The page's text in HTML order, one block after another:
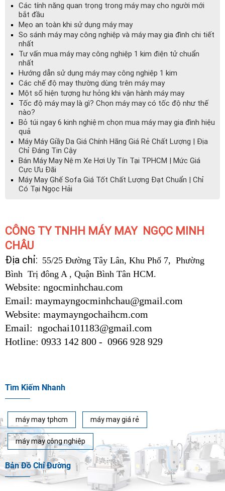
Các tính năng quan trọng trong máy may cho người mới
bắt đầu
Mẹo an toàn khi sử dụng máy may
So sánh máy may công nghiệp và máy may gia đình chi tiết
nhất
Tư vấn mua máy may công nghiệp 1 kim điện tử chuẩn
nhất
Hướng dẫn sử dụng máy may công nghiệp 1 kim
Các chế độ may thường dùng trên máy may
Một số hiện tượng hư hỏng khi vận hành máy may
Tốc độ máy may là gì? Chọn máy may có tốc độ như thế
nào?
Bỏ túi ngay 6 kinh nghiệm chọn mua máy may gia đình hiệu
quả
Máy Máy Giầy Da Giá Chính Hãng Giá Rẻ Chất Lượng | Địa
Chỉ Đáng Tin Cậy
Bán Máy May Nệm Xe Hơi Uy Tín Tại TPHCM | Mức Giá
Cực Ưu Đãi
Máy May Ghế Sofa Giá Tốt Chất Lượng Đạt Chuẩn | Chỉ
Có Tại Ngọc Hải
CÔNG TY TNHH MÁY MAY NGỌC MINH
CHÂU
Địa chỉ: 55/25 Đường Tây Lân, Khu Phố 7, Phường
Bình Trị đông A , Quận Bình Tân HCM.
Website: ngocminhchau.com
Email: maymayngocminhchau@gmail.com
Website: maymayngochaihcm.com
Email: ngochai101183@gmail.com
Hotline: 0933 142 800 - 0966 928 929
Tìm Kiếm Nhanh
máy may tphcm máy may giá rẻ
máy may công nghiệp
Bản Đồ Chỉ Đường